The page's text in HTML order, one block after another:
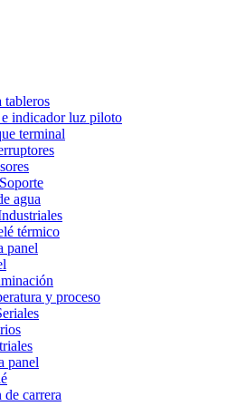
tableros
indicador luz piloto
terminal
agua
térmico
panel
y proceso
panel
carrera